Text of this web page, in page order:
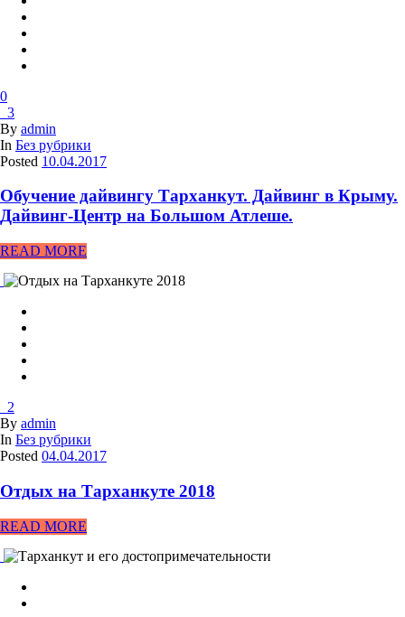
0
3
By admin
In Без рубрики
Posted 10.04.2017
Обучение дайвингу Тарханкут. Дайвинг в Крыму.
Дайвинг-Центр на Большом Атлеше.
READ MORE
2
By admin
In Без рубрики
Posted 04.04.2017
Отдых на Тарханкуте 2018
READ MORE